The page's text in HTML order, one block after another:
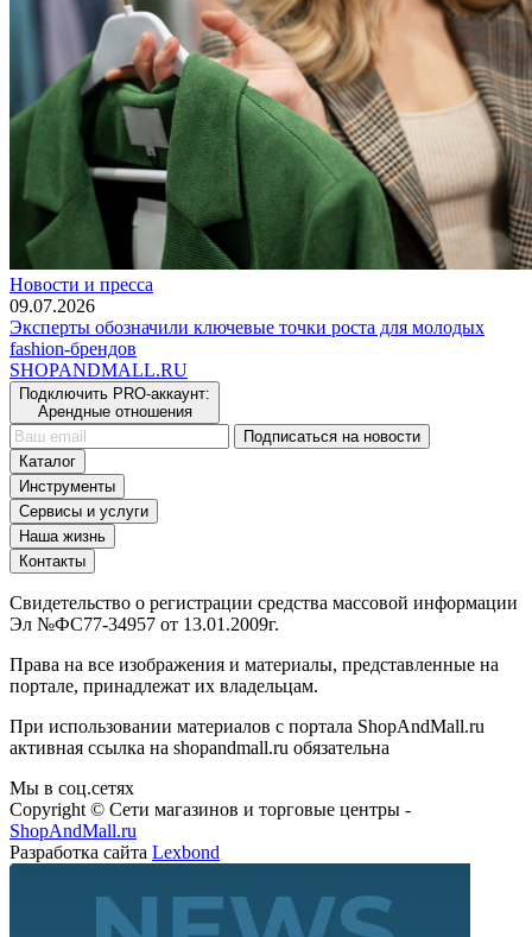
Новости и пресса
09.07.2026
Эксперты обозначили ключевые точки роста для молодых
fashion-брендов
SHOPANDMALL.RU
Подключить PRO-аккаунт:
Арендные отношения
Подписаться на новости
Каталог
Инструменты
Сервисы и услуги
Наша жизнь
Контакты
Свидетельство о регистрации средства массовой информации
Эл №ФС77-34957 от 13.01.2009г.
Права на все изображения и материалы, представленные на
портале, принадлежат их владельцам.
При использовании материалов с портала ShopAndMall.ru
активная ссылка на shopandmall.ru обязательна
Мы в соц.сетях
Copyright © Сети магазинов и торговые центры -
ShopAndMall.ru
Разработка сайта Lexbond